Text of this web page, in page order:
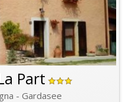
Part
- Gardasee